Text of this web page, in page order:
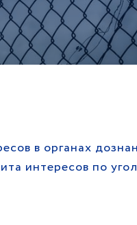
в органах
интересов по